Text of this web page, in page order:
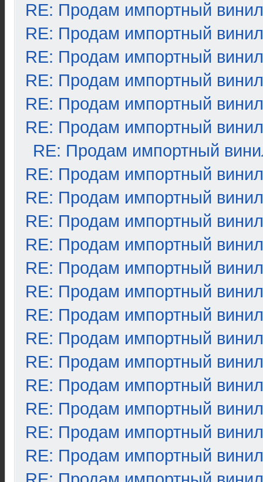
RE: Продам импортный винил
RE: Продам импортный винил
RE: Продам импортный винил
RE: Продам импортный винил
RE: Продам импортный винил
RE: Продам импортный винил
RE: Продам импортный
RE: Продам импортный винил
RE: Продам импортный винил
RE: Продам импортный винил
RE: Продам импортный винил
RE: Продам импортный винил
RE: Продам импортный винил
RE: Продам импортный винил
RE: Продам импортный винил
RE: Продам импортный винил
RE: Продам импортный винил
RE: Продам импортный винил
RE: Продам импортный винил
RE: Продам импортный винил